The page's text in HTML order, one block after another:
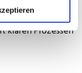
klaren Prozessen